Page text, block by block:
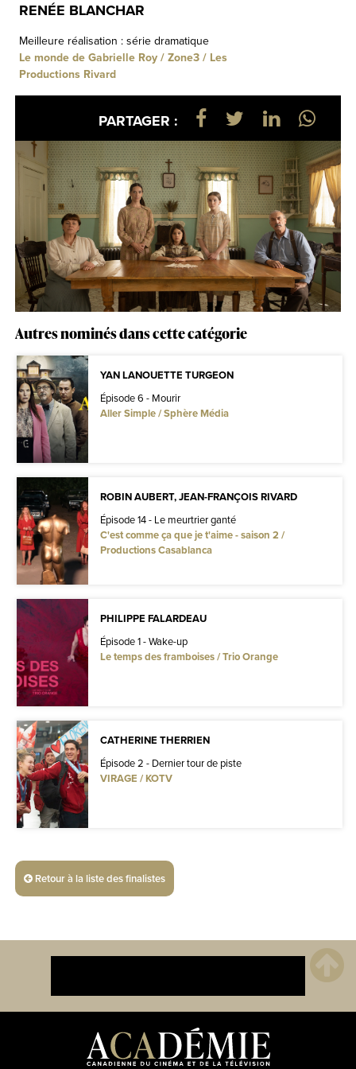
RENÉE BLANCHAR
Meilleure réalisation : série dramatique
Le monde de Gabrielle Roy / Zone3 / Les
Productions Rivard
PARTAGER :
Autres nominés dans cette catégorie
YAN LANOUETTE TURGEON
Épisode 6 - Mourir
Aller Simple / Sphère Média
ROBIN AUBERT, JEAN-FRANÇOIS RIVARD
Épisode 14 - Le meurtrier ganté
C'est comme ça que je t'aime - saison 2 /
Productions Casablanca
PHILIPPE FALARDEAU
Épisode 1 - Wake-up
Le temps des framboises / Trio Orange
CATHERINE THERRIEN
Épisode 2 - Dernier tour de piste
VIRAGE / KOTV
Retour à la liste des finalistes